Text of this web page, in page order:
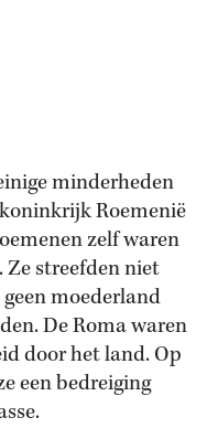
minderheden
Roemenië
zelf waren
Ze streefden niet
moederland
De Roma waren
door het land. Op
een bedreiging